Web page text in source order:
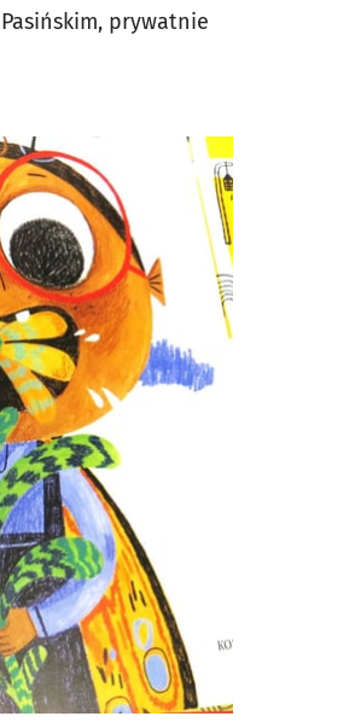
prywatnie